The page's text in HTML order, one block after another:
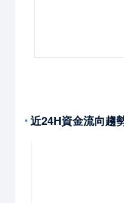
近24H資金流向趨